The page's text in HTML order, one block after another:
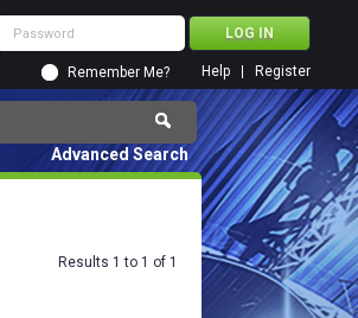
Remember Me? Register
Help
Advanced Search
Results 1 to 1 of 1